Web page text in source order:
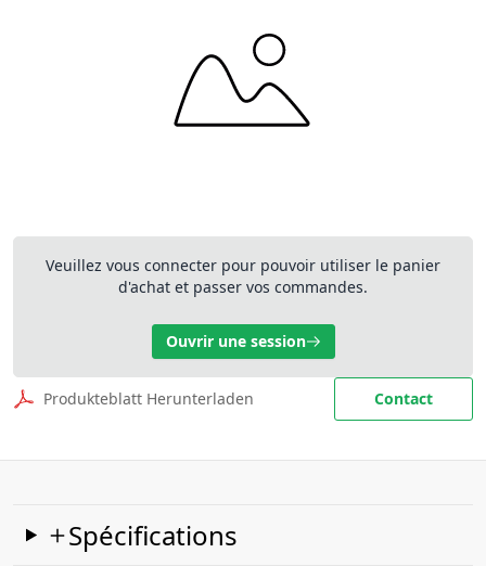
Veuillez vous connecter pour pouvoir utiliser le panier
d'achat et passer vos commandes.
Ouvrir une session
Produkteblatt Herunterladen Contact
Spécifications